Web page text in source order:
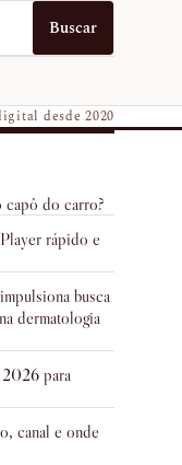
Buscar
desde 2020
capô do carro?
rápido e
busca
dermatologia
para
canal e onde